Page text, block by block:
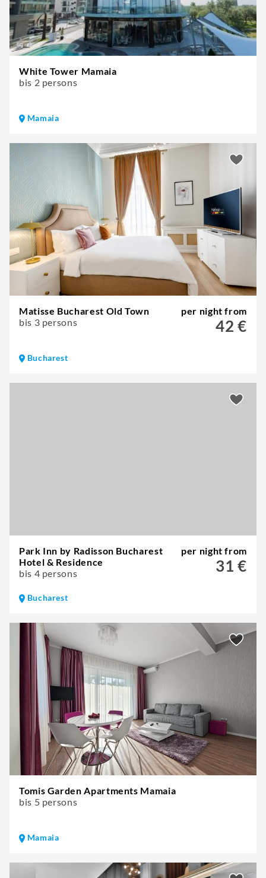
White Tower Mamaia
bis 2 persons
Mamaia
Matisse Bucharest Old Town
bis 3 persons
per night from
42 €
Bucharest
Park Inn by Radisson Bucharest
Hotel & Residence
bis 4 persons
per night from
31 €
Bucharest
Tomis Garden Apartments Mamaia
bis 5 persons
Mamaia